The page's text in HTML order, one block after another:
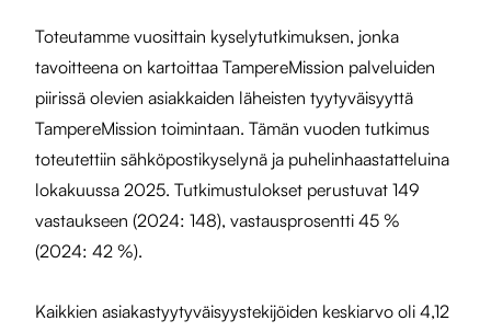
Toteutamme vuosittain kyselytutkimuksen, jonka
tavoitteena on kartoittaa TampereMission palveluiden
piirissä olevien asiakkaiden läheisten tyytyväisyyttä
TampereMission toimintaan. Tämän vuoden tutkimus
toteutettiin sähköpostikyselynä ja puhelinhaastatteluina
lokakuussa 2025. Tutkimustulokset perustuvat 149
vastaukseen (2024: 148), vastausprosentti 45 %
(2024: 42 %).
Kaikkien asiakastyytyväisyystekijöiden keskiarvo oli 4,12